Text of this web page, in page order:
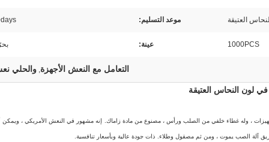
العتيقة موعد التسليم:
1000PCS عينة:
التعامل مع النعش الأجهزة, والحلي
إنه مشهور في النعش الأمريكي ، ويمكن
آلة الصب يموت ، ومن ثم مصقول وطلاء. ذات جودة عالية وبأسعار تنافسية.